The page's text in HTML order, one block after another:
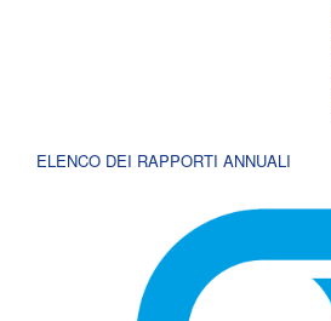
ELENCO DEI RAPPORTI ANNUALI